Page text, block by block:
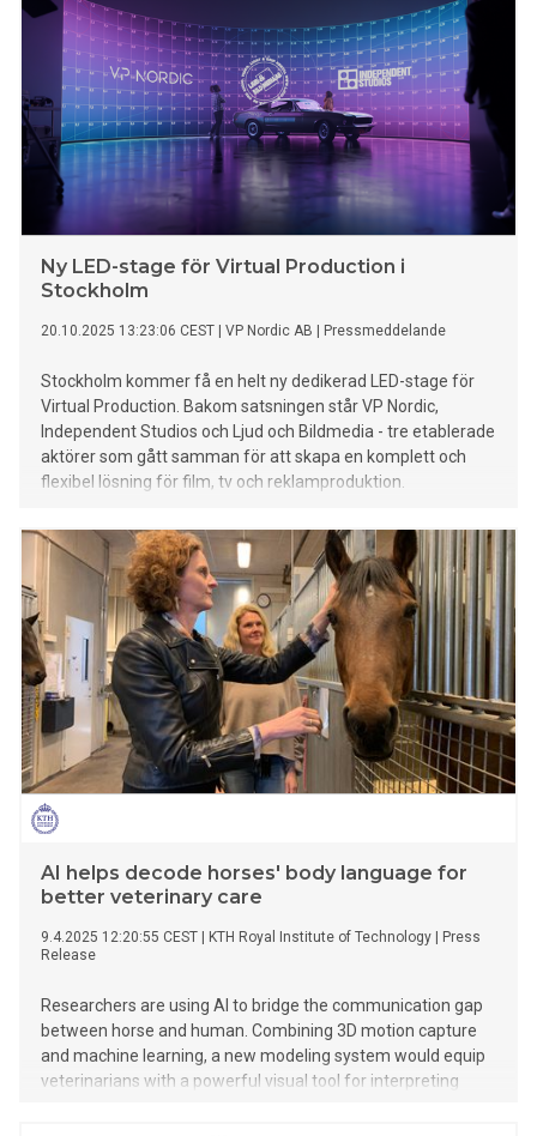
pekar på en utveckling där teknik blir en självklar del av
skönhetsrutinen.
Ny LED-stage för Virtual Production i
Stockholm
20.10.2025 13:23:06 CEST VP Nordic AB Pressmeddelande
Stockholm kommer få en helt ny dedikerad LED-stage för
Virtual Production. Bakom satsningen står VP Nordic,
Independent Studios och Ljud och Bildmedia - tre etablerade
aktörer som gått samman för att skapa en komplett och
flexibel lösning för film, tv och reklamproduktion.
AI helps decode horses' body language for
better veterinary care
9.4.2025 12:20:55 CEST KTH Royal Institute of Technology
Press
Release
Researchers are using AI to bridge the communication gap
between horse and human. Combining 3D motion capture
and machine learning, a new modeling system would equip
veterinarians with a powerful visual tool for interpreting